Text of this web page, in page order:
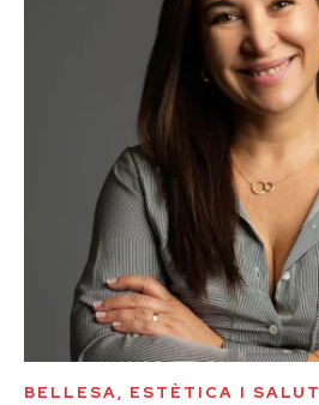
BELLESA, ESTÈTICA I SALUT